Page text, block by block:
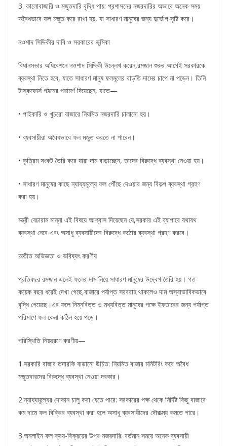
3. কালোবাজারি ও মজুতদারি বৃদ্ধি পায়: প্রশাসনের নজরদারির অভাবে অনেক সময়
অবৈধভাবে ফল মজুত করে রাখা হয়, যা সাধারণ মানুষের জন্য দুর্ভোগ সৃষ্টি করে।
নওশাদ সিদ্দিকীর দাবি ও সরকারের ভূমিকা
বিধানসভার অধিবেশনে নওশাদ সিদ্দিকী উল্লেখ করেন,রমজান শুরুর আগেই সরকারকে
ব্যবস্থা নিতে হবে, যাতে সাধারণ মানুষ ফলমূলের বাড়তি দামের চাপে না পড়েন। তিনি
টাস্কফোর্স গঠনের পরামর্শ দিয়েছেন, যাতে—
• পাইকারি ও খুচরো বাজারে নিয়মিত নজরদারি চালানো হয়।
• ব্যবসায়ীরা অবৈধভাবে ফল মজুত করতে না পারেন।
• কৃত্রিম সংকট তৈরি করে যারা দাম বাড়াচ্ছেন, তাদের বিরুদ্ধে ব্যবস্থা নেওয়া হয়।
• সাধারণ মানুষের কাছে ন্যায্যমূল্যে ফল পৌঁছে দেওয়ার জন্য বিকল্প ব্যবস্থা গ্রহণ
করা হয়।
মন্ত্রী বেচারাম মান্না এই বিষয়ে আশ্বাস দিয়েছেন যে,সরকার এই ব্যাপারে যথাযথ
ব্যবস্থা নেবে এবং অসাধু ব্যবসায়ীদের বিরুদ্ধে কঠোর ব্যবস্থা গ্রহণ করবে।
অতীত অভিজ্ঞতা ও ভবিষ্যৎ করণীয়
প্রতিবছর রমজান এলেই ফলের দাম নিয়ে সাধারণ মানুষের উদ্বেগ তৈরি হয়। গত
কয়েক বছর ধরেই দেখা গেছে,বাজারে পর্যাপ্ত সরবরাহ থাকলেও দাম অস্বাভাবিকভাবে
বৃদ্ধি পেয়েছে।এর ফলে নিম্নবিত্ত ও মধ্যবিত্ত মানুষের পক্ষে ইফতারের জন্য পর্যাপ্ত
পরিমাণে ফল কেনা কঠিন হয়ে পড়ে।
পরিস্থিতি নিয়ন্ত্রণে করণীয়—
1.সরকারি বাজার তদারকি বাড়ানো উচিত: নিয়মিত বাজার মনিটরিং করে অবৈধ
মজুতদারদের বিরুদ্ধে ব্যবস্থা নেওয়া দরকার।
2.ন্যায্যমূল্যের দোকান চালু করা যেতে পারে: সরকারের পক্ষ থেকে নির্দিষ্ট কিছু বাজারে
কম দামে ফল বিক্রির ব্যবস্থা করা হলে অসাধু ব্যবসায়ীদের দৌরাত্ম্য কমতে পারে।
3.অনলাইন ফল ক্রয়-বিক্রয়ের উপর নজরদারি: বর্তমান সময়ে অনেক ব্যবসায়ী